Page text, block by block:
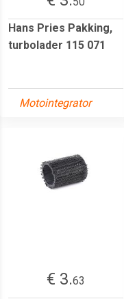
Hans Pries Pakking,
turbolader 115 071
Motointegrator
€ 3.63